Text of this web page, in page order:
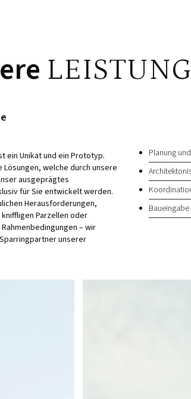
ein Unikat und ein Prototyp.
welche durch unsere
ausgeprägtes
für Sie entwickelt werden.
Herausforderungen,
Parzellen oder
– wir
unserer
Planung